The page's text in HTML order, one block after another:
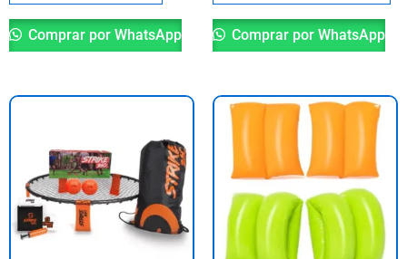
Comprar por WhatsApp Comprar por WhatsApp